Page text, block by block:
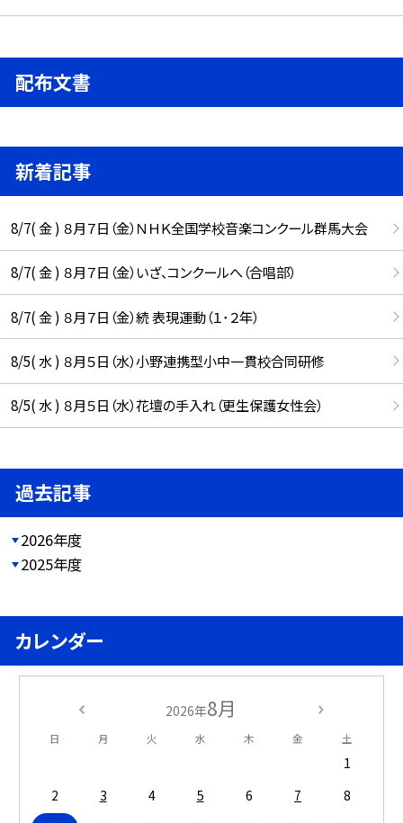
配布文書
新着記事
8/7( 金 ) ８月７日（金）ＮＨＫ全国学校音楽コンクール群馬大会
8/7( 金 ) ８月７日（金）いざ、コンクールへ（合唱部）
8/7( 金 ) ８月７日（金）続 表現運動（１･２年）
8/5( 水 ) ８月５日（水）小野連携型小中一貫校合同研修
8/5( 水 ) ８月５日（水）花壇の手入れ（更生保護女性会）
過去記事
2026年度
2025年度
カレンダー
2026年8月
日 月 火 水 木 金 土
1
2
3 4 5 6 7
8